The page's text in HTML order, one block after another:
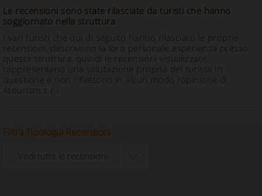
Le recensioni sono state rilasciate da turisti che hanno
soggiornato nella struttura
I vari turisti che qui di seguito hanno rilasciato le proprie
recensioni, descrivono la loro personale esperienza presso
questa struttura, quindi le recensioni visualizzate
rappresentano una valutazione propria del turista in
questione e non riflettono in alcun modo l’opinione di
4tourism s.r.l.
Filtra Tipologia Recensioni